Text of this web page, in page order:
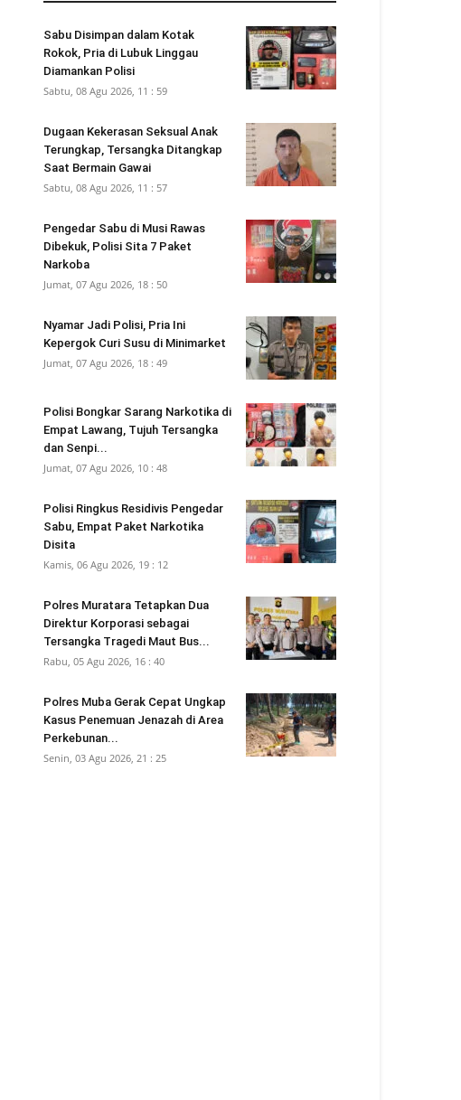
Sabu Disimpan dalam Kotak
Rokok, Pria di Lubuk Linggau
Diamankan Polisi
Sabtu, 08 Agu 2026, 11 : 59
Dugaan Kekerasan Seksual Anak
Terungkap, Tersangka Ditangkap
Saat Bermain Gawai
Sabtu, 08 Agu 2026, 11 : 57
Pengedar Sabu di Musi Rawas
Dibekuk, Polisi Sita 7 Paket
Narkoba
Jumat, 07 Agu 2026, 18 : 50
Nyamar Jadi Polisi, Pria Ini
Kepergok Curi Susu di Minimarket
Jumat, 07 Agu 2026, 18 : 49
Polisi Bongkar Sarang Narkotika di
Empat Lawang, Tujuh Tersangka
dan Senpi...
Jumat, 07 Agu 2026, 10 : 48
Polisi Ringkus Residivis Pengedar
Sabu, Empat Paket Narkotika
Disita
Kamis, 06 Agu 2026, 19 : 12
Polres Muratara Tetapkan Dua
Direktur Korporasi sebagai
Tersangka Tragedi Maut Bus...
Rabu, 05 Agu 2026, 16 : 40
Polres Muba Gerak Cepat Ungkap
Kasus Penemuan Jenazah di Area
Perkebunan...
Senin, 03 Agu 2026, 21 : 25